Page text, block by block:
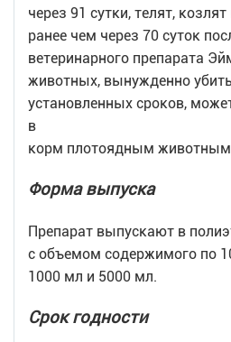
через 91 сутки, телят,
ранее чем через 70 суток
ветеринарного препарата
животных, вынужденно
установленных сроков,
в
корм плотоядным
Форма выпуска
Препарат выпускают в
с объемом содержимого по
1000 мл и 5000 мл.
Срок годности